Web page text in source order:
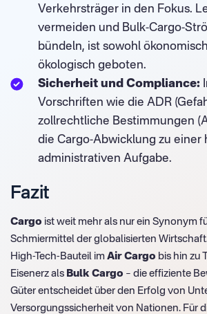
Verkehrsträger in den Fokus.
vermeiden und Bulk-Cargo-
bündeln, ist sowohl
ökologisch geboten.
Sicherheit und Compliance:
Vorschriften wie die ADR
zollrechtliche Bestimmungen
die Cargo-Abwicklung zu einer
administrativen Aufgabe.
Fazit
Cargo ist weit mehr als nur ein Synonym
Schmiermittel der globalisierten
High-Tech-Bauteil im Air Cargo bis hin zu
Eisenerz als Bulk Cargo – die effiziente
Güter entscheidet über den Erfolg von
Versorgungssicherheit von Nationen. Für